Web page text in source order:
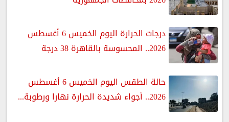
درجات الحرارة اليوم الخميس 6 أغسطس
2026.. المحسوسة بالقاهرة 38 درجة
حالة الطقس اليوم الخميس 6 أغسطس
2026.. أجواء شديدة الحرارة نهارا ورطوبة...